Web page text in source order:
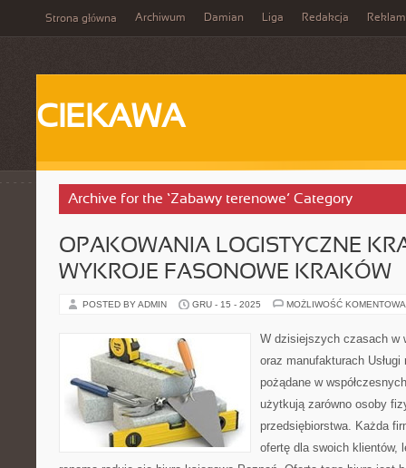
Strona główna Archiwum Damian Liga Redakcja
CIEKAWA
Archive for the ‘Zabawy terenowe’ Category
OPAKOWANIA LOGISTYCZNE
WYKROJE FASONOWE KRAKÓW
POSTED BY ADMIN GRU - 15 - 2025 MOŻLIWOŚĆ
W dzisiejszych czasach w
oraz manufakturach
pożądane w
użytkują zarówno osoby
przedsiębiorstwa. Każda
ofertę dla swoich klientów,